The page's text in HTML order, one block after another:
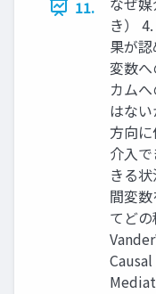
11.
き）
果が
変数
カム
はな
方向
介入
きる
間変
てど